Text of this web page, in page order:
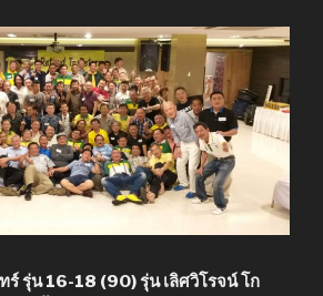
ร์ รุ่น 16-18 (90) รุ่น เลิศวิโรจน์ โก